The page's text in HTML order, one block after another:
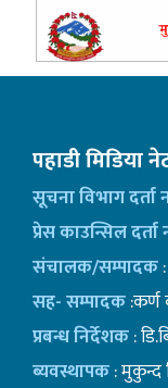
पहाडी मिडिया
सूचना विभाग दर्ता
प्रेस काउन्सिल दर्ता
संचालक/सम्पादक
सह- सम्पादक:कर्ण
प्रबन्ध निर्देशक:
ब्यवस्थापक: